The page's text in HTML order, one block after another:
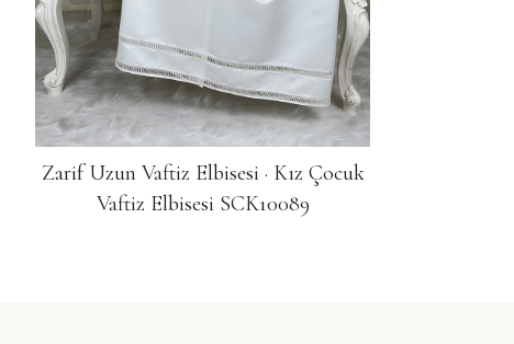
Zarif Uzun Vaftiz Elbisesi · Kız Çocuk
Vaftiz Elbisesi SCK10089